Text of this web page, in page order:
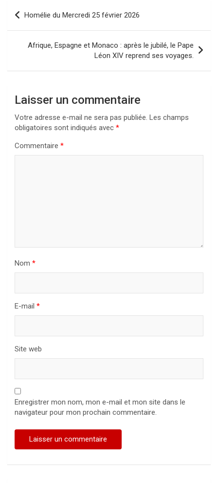
Navigation
de
l’article
Homélie du Mercredi 25 février 2026
Afrique, Espagne et Monaco : après le jubilé, le Pape
Léon XIV reprend ses voyages.
Laisser un commentaire
Votre adresse e-mail ne sera pas publiée. Les champs
obligatoires sont indiqués avec *
Commentaire *
Nom *
E-mail *
Site web
Enregistrer mon nom, mon e-mail et mon site dans le
navigateur pour mon prochain commentaire.